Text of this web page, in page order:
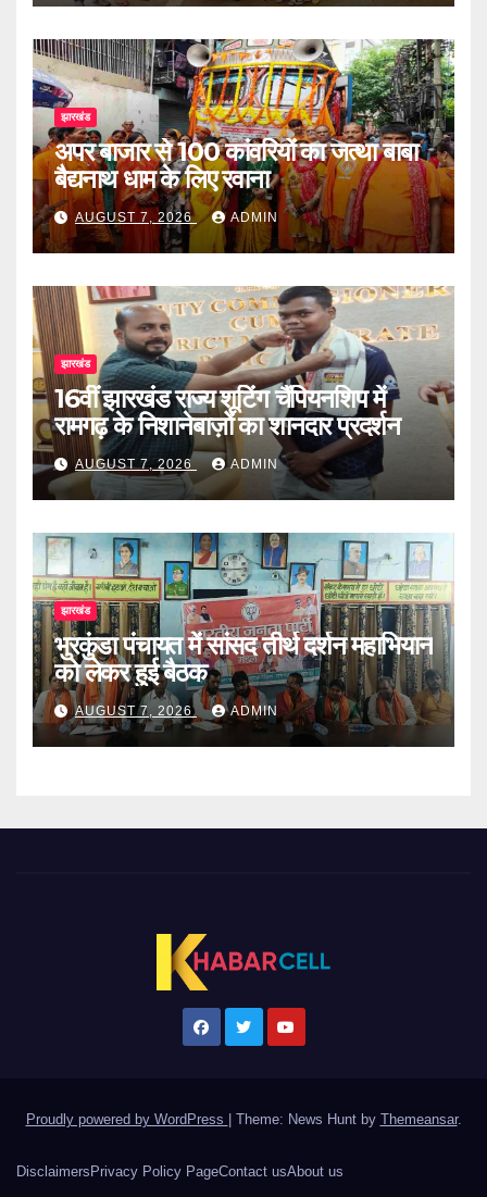
झारखंड
अपर बाजार से 100 कांवरियों का जत्था बाबा
बैद्यनाथ धाम के लिए रवाना
AUGUST 7, 2026 ADMIN
झारखंड
16वीं झारखंड राज्य शूटिंग चैंपियनशिप में
रामगढ़ के निशानेबाज़ों का शानदार प्रदर्शन
AUGUST 7, 2026 ADMIN
झारखंड
भुरकुंडा पंचायत में सांसद तीर्थ दर्शन महाभियान
को लेकर हुई बैठक
AUGUST 7, 2026 ADMIN
Proudly powered by WordPress Theme: News Hunt by Themeansar.
Disclaimers Privacy Policy PageContact usAbout us